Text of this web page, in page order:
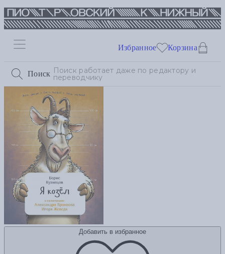
Поиск
Избранное Корзина
Добавить в избранное